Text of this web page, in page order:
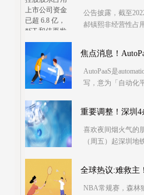
公告披露，截至
郝镇熙非经营性占
风
焦点消息！
AutoPaaS是
写，意为「自动化
重要调整！深圳
喜欢夜间烟火气的
（周五）起深圳地
半小时夜市烧
全球热议:难救主
NBA常规赛，森林